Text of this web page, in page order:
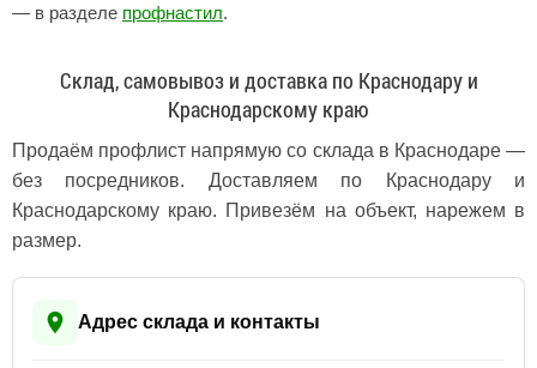
— в разделе профнастил.
Склад, самовывоз и доставка по Краснодару и
Краснодарскому краю
Продаём профлист напрямую со склада в Краснодаре —
без посредников. Доставляем по Краснодару и
Краснодарскому краю. Привезём на объект, нарежем в
размер.
Адрес склада и контакты